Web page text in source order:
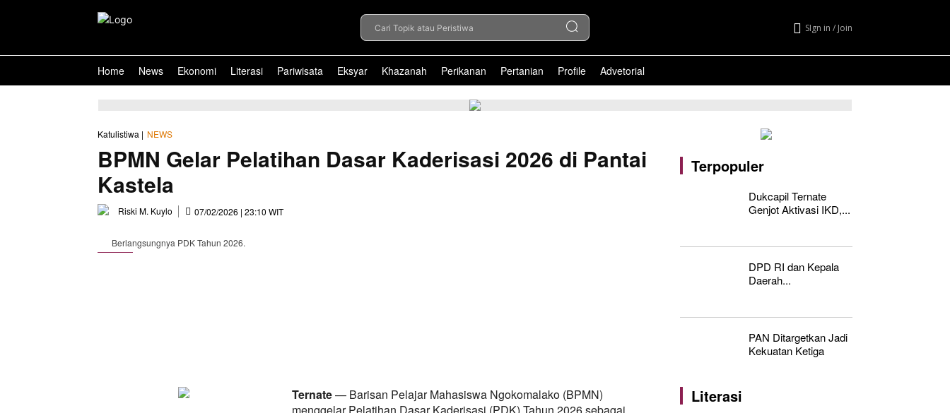
Cari Topik atau Peristiwa SIgn in / Join
Home News Ekonomi Literasi Pariwisata Eksyar Khazanah Perikanan Pertanian Profile Advetorial
Katulistiwa | NEWS
BPMN Gelar Pelatihan Dasar Kaderisasi 2026 di Pantai
Kastela
Riski M. Kuylo 07/02/2026 | 23:10 WIT
Berlangsungnya PDK Tahun 2026.
Terpopuler
Dukcapil Ternate
Genjot Aktivasi IKD,...
DPD RI dan Kepala
Daerah...
PAN Ditargetkan Jadi
Kekuatan Ketiga
Ternate— Barisan Pelajar Mahasiswa Ngokomalako (BPMN)
menggelar Pelatihan Dasar Kaderisasi (PDK) Tahun 2026 sebagai
Literasi